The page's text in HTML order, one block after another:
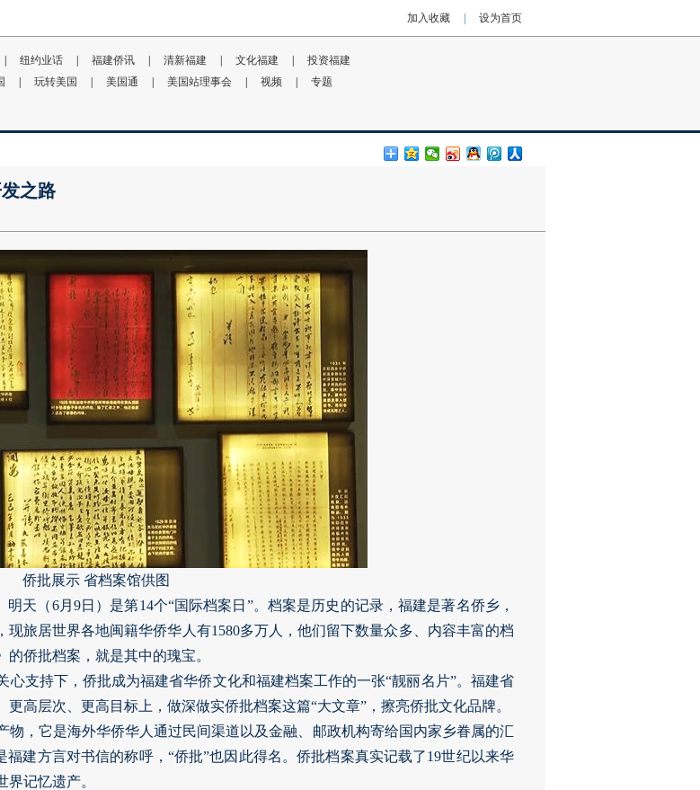
设为首页
加入收藏
纽约业话 福建侨讯 清新福建 文化福建
投资福建
玩转美国 美国通 美国站理事会 视频 专题
之路
侨批展示 省档案馆供图
天（6月9日）是第14个“国际档案日”。档案是历史的记录，福建是著名侨乡，
旅居世界各地闽籍华侨华人有1580多万人，他们留下数量众多、内容丰富的档
的侨批档案，就是其中的瑰宝。
支持下，侨批成为福建省华侨文化和福建档案工作的一张“靓丽名片”。福建省
高层次、更高目标上，做深做实侨批档案这篇“大文章”，擦亮侨批文化品牌。
，它是海外华侨华人通过民间渠道以及金融、邮政机构寄给国内家乡眷属的汇
建方言对书信的称呼，“侨批”也因此得名。侨批档案真实记载了19世纪以来华
记忆遗产。